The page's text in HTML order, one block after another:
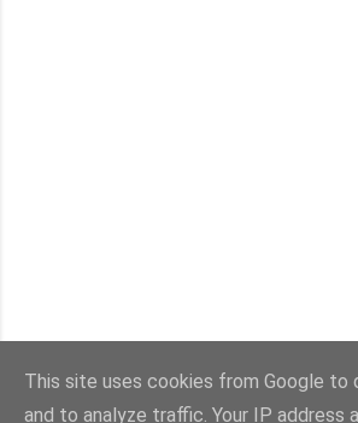
This site uses cookies from Google to
and to analyze traffic. Your IP address